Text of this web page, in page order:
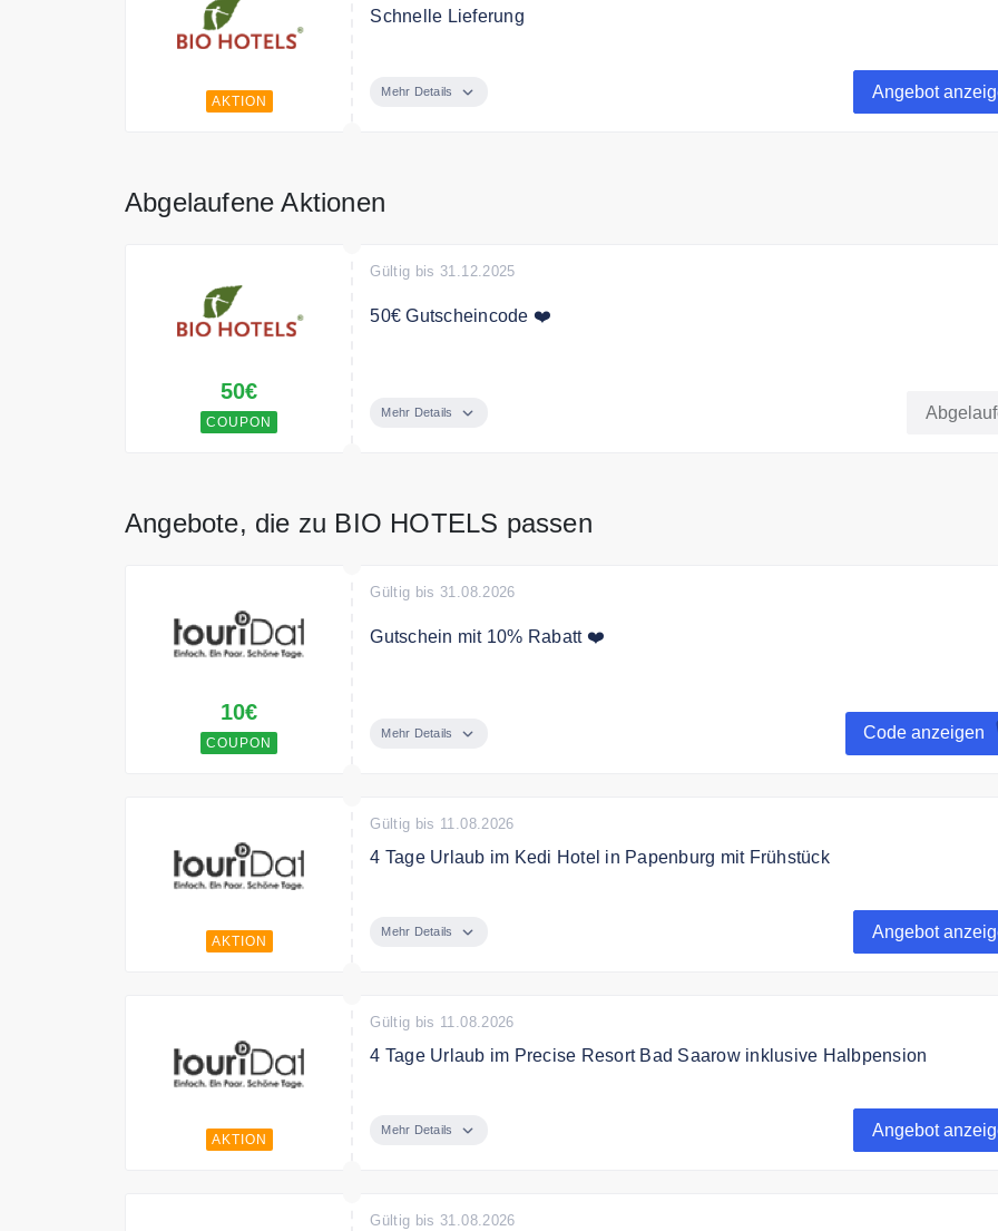
AKTION
Schnelle Lieferung
Mehr Details Angebot
Abgelaufene Aktionen
50€
COUPON
Gültig bis 31.12.2025
50€ Gutscheincode ❤️
Mehr Details
Angebote, die zu BIO HOTELS passen
10€
COUPON
Gültig bis 31.08.2026
Gutschein mit 10% Rabatt ❤️
Mehr Details Code anzeigen
AKTION
Gültig bis 11.08.2026
4 Tage Urlaub im Kedi Hotel in Papenburg mit Frühstück
Es gelten die AGB von touriDat.
Mehr Details Angebot
AKTION
Gültig bis 11.08.2026
4 Tage Urlaub im Precise Resort Bad Saarow inklusive Halbpension
(Halbpension), Bad Saarow/Brandenburg – statt 868,00 € jetzt 496,99 €.
Es gelten die AGB von touriDat.
Mehr Details Angebot
Gültig bis 31.08.2026